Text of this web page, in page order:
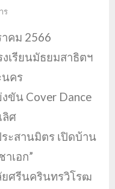
ร
คม 2566
เรียนมัธยมสาธิตฯ
คร
ขัน Cover Dance
ลิศ
ะสานมิตร เปิดบ้าน
เอก”
ยศรีนครินทรวิโรฒ